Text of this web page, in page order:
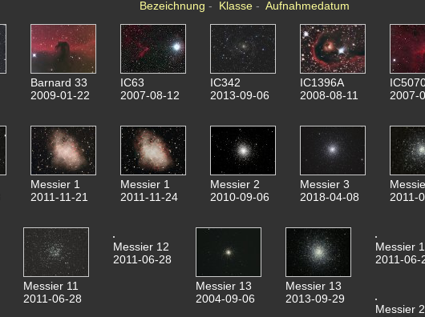
Bezeichnung - Klasse -Aufnahmedatum
Barnard 33
2009-01-22
IC63
2007-08-12
IC342
2013-09-06
IC1396A
2008-08-11
2007-
Messier 1
2011-11-21
Messier 1
2011-11-24
Messier 2
2010-09-06
Messier 3
2018-04-08
2011-
Messier 11
2011-06-28
Messier 12
2011-06-28
Messier 13
2004-09-06
Messier 13
2013-09-29
Messier
2011-06-
Messier